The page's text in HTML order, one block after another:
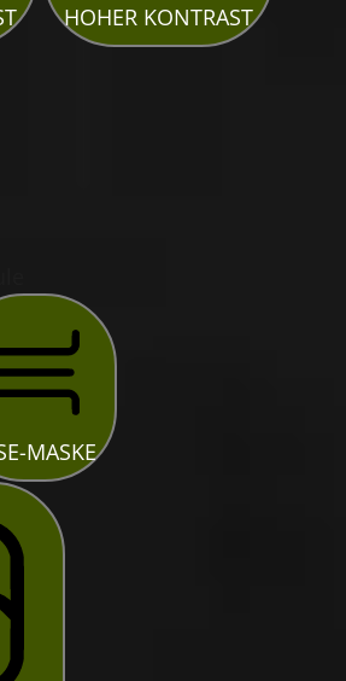
HOHER KONTRAST
MASKE